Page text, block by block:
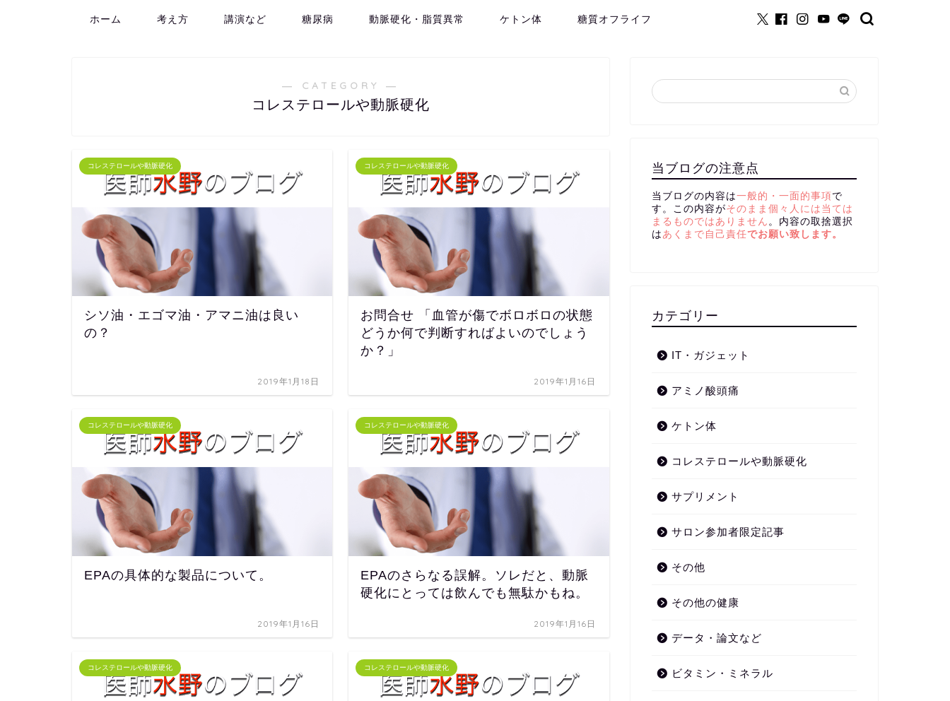
ホーム 考え方 講演など 糖尿病 動脈硬化・脂質異常 ケトン体 糖質オフライフ
― CATEGORY ―
コレステロールや動脈硬化
コレステロールや動脈硬化
シソ油・エゴマ油・アマニ油は良い
の？
2019年1月18日
コレステロールや動脈硬化
お問合せ 「血管が傷でボロボロの状態
どうか何で判断すればよいのでしょう
か？」
2019年1月16日
コレステロールや動脈硬化
EPAの具体的な製品について。
2019年1月16日
コレステロールや動脈硬化
EPAのさらなる誤解。ソレだと、動脈
硬化にとっては飲んでも無駄かもね。
2019年1月16日
コレステロールや動脈硬化 コレステロールや動脈硬化
当ブログの注意点
当ブログの内容は一般的・一面的事項 で
す。この内容がそのまま個々人には当ては
まるものではありません 。内容の取捨選択
は あくまで自己責任でお願い致します。
カテゴリー
IT・ガジェット
アミノ酸頭痛
ケトン体
コレステロールや動脈硬化
サプリメント
サロン参加者限定記事
その他
その他の健康
データ・論文など
ビタミン・ミネラル